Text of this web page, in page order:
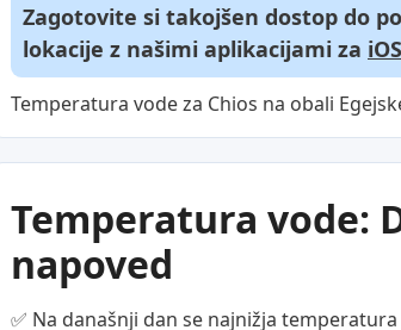
Zagotovite si takojšen dostop do
lokacije z našimi aplikacijami za iOS
Temperatura vode za Chios na obali
Temperatura vode:
napoved
✅ Na današnji dan se najnižja